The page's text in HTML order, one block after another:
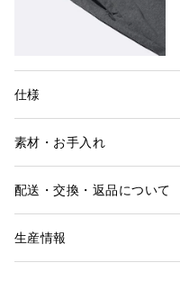
仕様
素材・お手入れ
配送・交換・返品について
生産情報